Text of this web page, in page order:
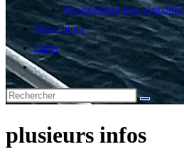
Abonnement aux actualités
Nous situer
Liens
Toggle
website
search
plusieurs infos